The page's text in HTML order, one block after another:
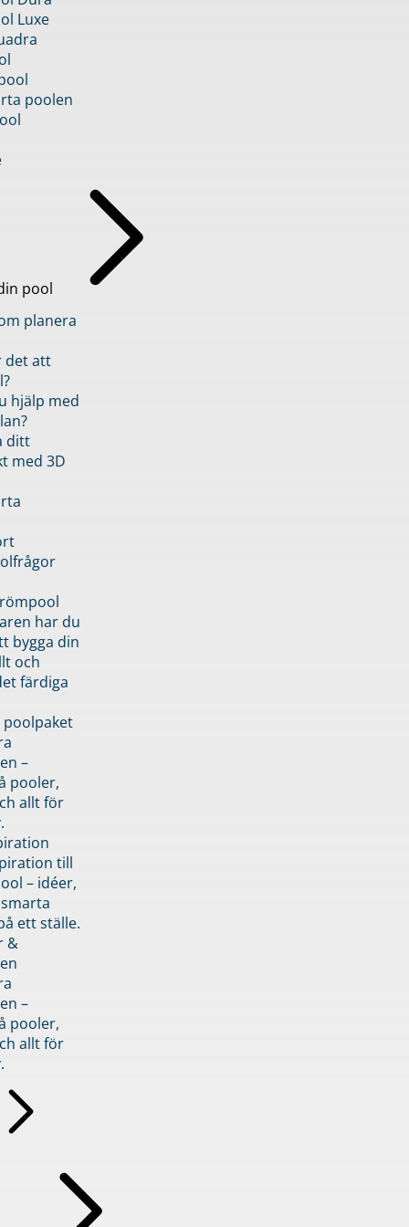
Luxe
poolen
pool
planera
det att
hjälp med
ditt
med 3D
har du
bygga din
och
färdiga
–
pooler,
allt för
till
– idéer,
ett ställe.
&
–
pooler,
allt för